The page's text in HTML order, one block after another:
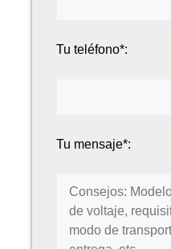
Tu teléfono*:
Tu mensaje*: